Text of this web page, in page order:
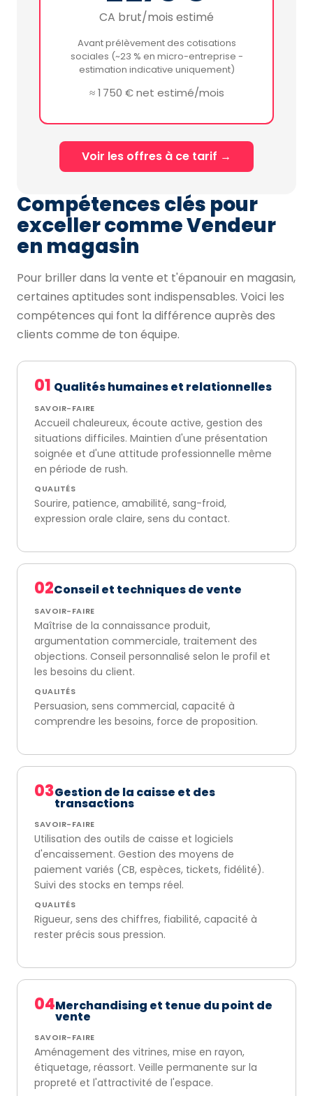
CA brut/mois estimé
Avant prélèvement des cotisations
sociales (~23 % en micro-entreprise -
estimation indicative uniquement)
≈ 1 750 € net estimé/mois
Voir les offres à ce tarif →
Compétences clés pour
exceller comme Vendeur
en magasin
Pour briller dans la vente et t'épanouir en magasin,
certaines aptitudes sont indispensables. Voici les
compétences qui font la différence auprès des
clients comme de ton équipe.
01 Qualités humaines et relationnelles
SAVOIR-FAIRE
Accueil chaleureux, écoute active, gestion des
situations difficiles. Maintien d'une présentation
soignée et d'une attitude professionnelle même
en période de rush.
QUALITÉS
Sourire, patience, amabilité, sang-froid,
expression orale claire, sens du contact.
02Conseil et techniques de vente
SAVOIR-FAIRE
Maîtrise de la connaissance produit,
argumentation commerciale, traitement des
objections. Conseil personnalisé selon le profil et
les besoins du client.
QUALITÉS
Persuasion, sens commercial, capacité à
comprendre les besoins, force de proposition.
03Gestion de la caisse et des
transactions
SAVOIR-FAIRE
Utilisation des outils de caisse et logiciels
d'encaissement. Gestion des moyens de
paiement variés (CB, espèces, tickets, fidélité).
Suivi des stocks en temps réel.
QUALITÉS
Rigueur, sens des chiffres, fiabilité, capacité à
rester précis sous pression.
04Merchandising et tenue du point de
vente
SAVOIR-FAIRE
Aménagement des vitrines, mise en rayon,
étiquetage, réassort. Veille permanente sur la
propreté et l'attractivité de l'espace.